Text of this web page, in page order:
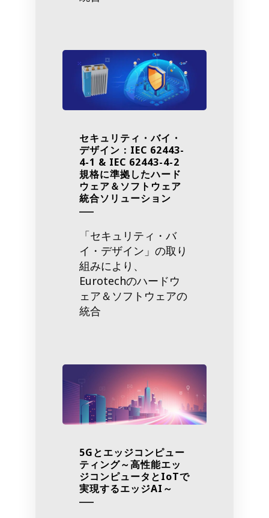
セキュリティ・バイ・
デザイン：IEC 62443-
4-1 & IEC 62443-4-2
規格に準拠したハード
ウェア＆ソフトウェア
統合ソリューション
「セキュリティ・バ
イ・デザイン」の取り
組みにより、
Eurotechのハードウ
ェア＆ソフトウェアの
統合
5Gとエッジコンピュー
ティング～高性能エッ
ジコンピュータとIoTで
実現するエッジAI～